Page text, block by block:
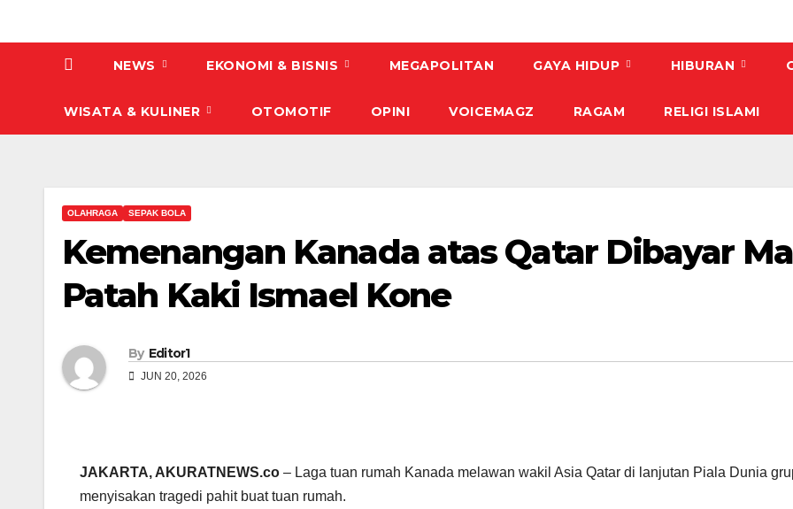
NEWS EKONOMI & BISNIS MEGAPOLITAN GAYA HIDUP HIBURAN
WISATA & KULINER OTOMOTIF OPINI VOICEMAGZ RAGAM RELIGI ISLAMI
OLAHRAGA SEPAK BOLA
Kemenangan Kanada atas Qatar Dibayar
Patah Kaki Ismael Kone
By Editor1
JUN 20, 2026
JAKARTA, AKURATNEWS.co – Laga tuan rumah Kanada melawan wakil Asia Qatar di lanjutan Piala Dunia
menyisakan tragedi pahit buat tuan rumah.